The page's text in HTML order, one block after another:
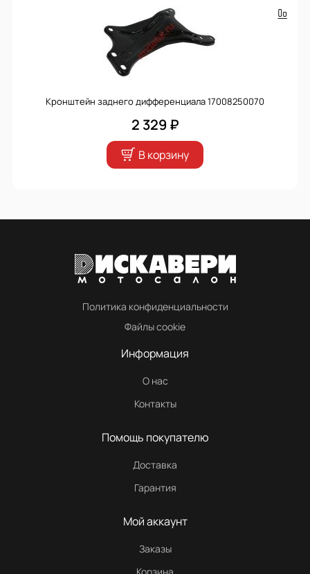
Кронштейн заднего дифференциала 17008250070
2 329 ₽
В корзину
Политика конфиденциальности
Файлы cookie
Информация
О нас
Контакты
Помощь покупателю
Доставка
Гарантия
Мой аккаунт
Заказы